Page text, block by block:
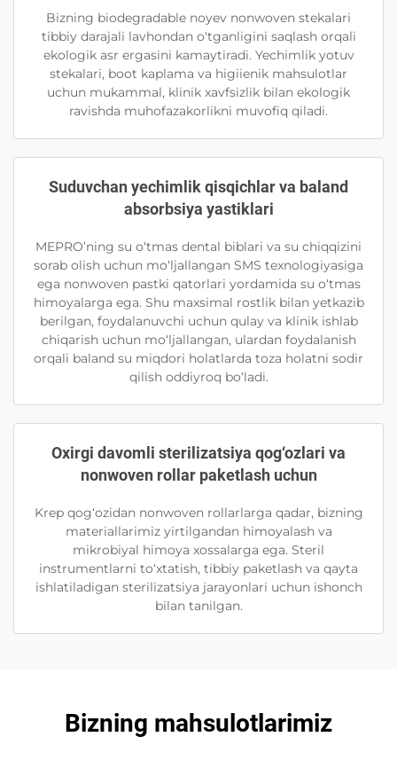
Bizning biodegradable noyev nonwoven stekalari
tibbiy darajali lavhondan o'tganligini saqlash orqali
ekologik asr ergasini kamaytiradi. Yechimlik yotuv
stekalari, boot kaplama va higiienik mahsulotlar
uchun mukammal, klinik xavfsizlik bilan ekologik
ravishda muhofazakorlikni muvofiq qiladi.
Suduvchan yechimlik qisqichlar va baland
absorbsiya yastiklari
MEPRO’ning su o‘tmas dental biblari va su chiqqizini
sorab olish uchun mo‘ljallangan SMS texnologiyasiga
ega nonwoven pastki qatorlari yordamida su o‘tmas
himoyalarga ega. Shu maxsimal rostlik bilan yetkazib
berilgan, foydalanuvchi uchun qulay va klinik ishlab
chiqarish uchun mo‘ljallangan, ulardan foydalanish
orqali baland su miqdori holatlarda toza holatni sodir
qilish oddiyroq bo‘ladi.
Oxirgi davomli sterilizatsiya qog‘ozlari va
nonwoven rollar paketlash uchun
Krep qog‘ozidan nonwoven rollarlarga qadar, bizning
materiallarimiz yirtilgandan himoyalash va
mikrobiyal himoya xossalarga ega. Steril
instrumentlarni to‘xtatish, tibbiy paketlash va qayta
ishlatiladigan sterilizatsiya jarayonlari uchun ishonch
bilan tanilgan.
Bizning mahsulotlarimiz